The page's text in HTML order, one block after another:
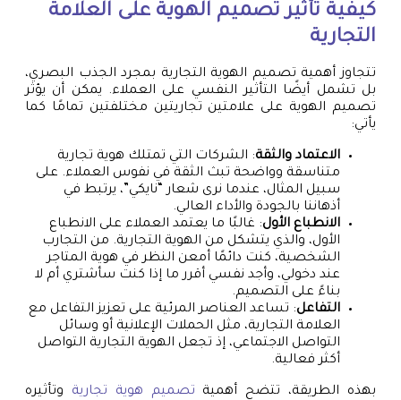
كيفية تأثير تصميم الهوية على العلامة
التجارية
تتجاوز أهمية تصميم الهوية التجارية بمجرد الجذب البصري،
بل تشمل أيضًا التأثير النفسي على العملاء. يمكن أن يؤثر
تصميم الهوية على علامتين تجاريتين مختلفتين تمامًا كما
يأتي:
الاعتماد والثقة: الشركات التي تمتلك هوية تجارية
متناسقة وواضحة تبث الثقة في نفوس العملاء. على
سبيل المثال، عندما نرى شعار “نايكي”، يرتبط في
أذهاننا بالجودة والأداء العالي.
الانطباع الأول: غالبًا ما يعتمد العملاء على الانطباع
الأول، والذي يتشكل من الهوية التجارية. من التجارب
الشخصية، كنت دائمًا أمعن النظر في هوية المتاجر
عند دخولي، وأجد نفسي أقرر ما إذا كنت سأشتري أم لا
بناءً على التصميم.
التفاعل: تساعد العناصر المرئية على تعزيز التفاعل مع
العلامة التجارية، مثل الحملات الإعلانية أو وسائل
التواصل الاجتماعي، إذ تجعل الهوية التجارية التواصل
أكثر فعالية.
بهذه الطريقة، تتضح أهمية تصميم هوية تجارية وتأثيره